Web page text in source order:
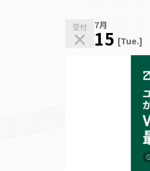
受付 7月
15 [Tue.]